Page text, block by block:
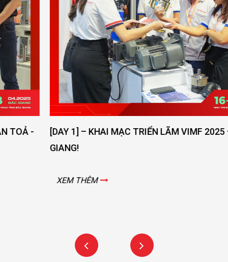
[DAY 1] – KHAI MẠC TRIỂN LÃM VIMF 2025 – BẮC